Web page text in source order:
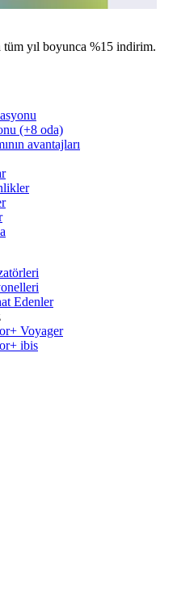
tüm yıl boyunca %15 indirim.
(+8 oda)
avantajları
Edenler
Voyager
ibis